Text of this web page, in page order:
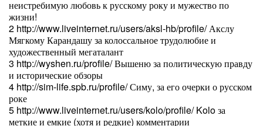
неистребимую любовь к русскому року и мужество по
жизни!
2 http://www.liveinternet.ru/users/aksl-hb/profile/ Акслу
Мягкому Карандашу за колоссальное трудолюбие и
художественный мегаталант
3 http://wyshen.ru/profile/ Вышеню за политическую правду
и исторические обзоры
4 http://sim-life.spb.ru/profile/ Симу, за его очерки о русском
роке
5 http://www.liveinternet.ru/users/kolo/profile/ Kolo за
меткие и емкие (хотя и редкие) комментарии